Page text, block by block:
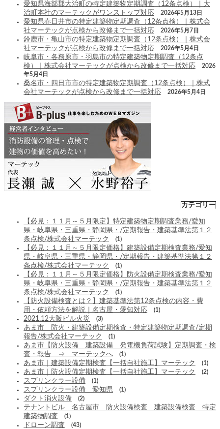
愛知県海部郡大治町の特定建築物定期調査（12条点検）｜大
治町本社のマーテックがワンストップ対応
2026年5月13日
愛知県春日井市の特定建築物定期調査（12条点検）｜株式会
社マーテックが点検から改修まで一括対応
2026年5月7日
鈴鹿市・亀山市の特定建築物定期調査（12条点検）｜株式会
社マーテックが点検から改修まで一括対応
2026年5月4日
岐阜市・各務原市・羽島市の特定建築物定期調査（12条点
検）｜株式会社マーテックが点検から改修まで一括対応
2026
年5月4日
桑名市・四日市市の特定建築物定期調査（12条点検）｜株式
会社マーテックが点検から改修まで一括対応
2026年5月4日
カテゴリー
【必見：１１月～５月限定】特定建築物定期調査業務/愛知
県・岐阜県・三重県・静岡県・/定期報告・建築基準法第１２
条点検/株式会社マーテック
(1)
【必見：１１月～５月限定価格】建築設備定期検査業務/愛知
県・岐阜県・三重県・静岡県・/定期報告・建築基準法第１２
条点検/株式会社マーテック
(1)
【必見：１１月～５月限定価格】防火設備定期検査業務/愛知
県・岐阜県・三重県・静岡県・/定期報告・建築基準法第１２
条点検/株式会社マーテック
(1)
【防火設備検査とは？】建築基準法第12条点検の内容・費
用・依頼方法を解説｜名古屋・愛知対応
(1)
2021.12大阪ビル火災 (3)
あま市 防火・建築設備定期検査・特定建築物定期調査/定期
報告/株式会社マーテック
(1)
あま市【防火設備 建築設備 発電機負荷試験】定期調査・検
査・報告 ⇒ マーテックへ
(1)
あま市｜建築設備定期検査【一括自社施工】マーテック (1)
あま市｜防火設備定期検査【一括自社施工】マーテック (2)
スプリンクラー設備 (1)
スプリンクラー設備 愛知県 (1)
ダクト消火設備 (2)
テナントビル 名古屋市 防火設備検査 建築設備検査 特定
建築物調査
(1)
ドローン調査 (43)